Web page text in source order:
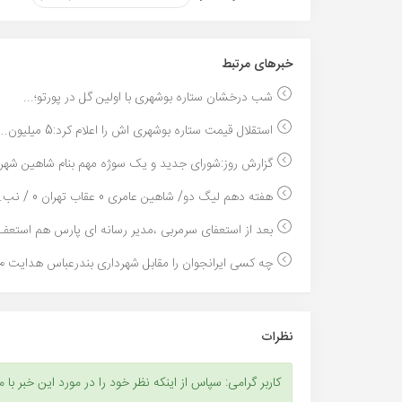
خبر‌های مرتبط
شب درخشان ستاره بوشهری با اولین گل در پورتو؛...
استقلال قیمت ستاره بوشهری اش را اعلام کرد:5 میلیون...
گزارش روز:شورای جدید و یک سوژه مهم بنام شاهین
هفته دهم لیگ دو/ شاهین عامری 0 عقاب تهران 0 / نب...
بعد از استعفای سرمربی ،مدیر رسانه ای پارس هم
چه کسی ایرانجوان را مقابل شهرداری بندرعباس هدایت
نظرات
کاربر گرامی: سپاس از اینکه نظر خود را در مورد این خبر